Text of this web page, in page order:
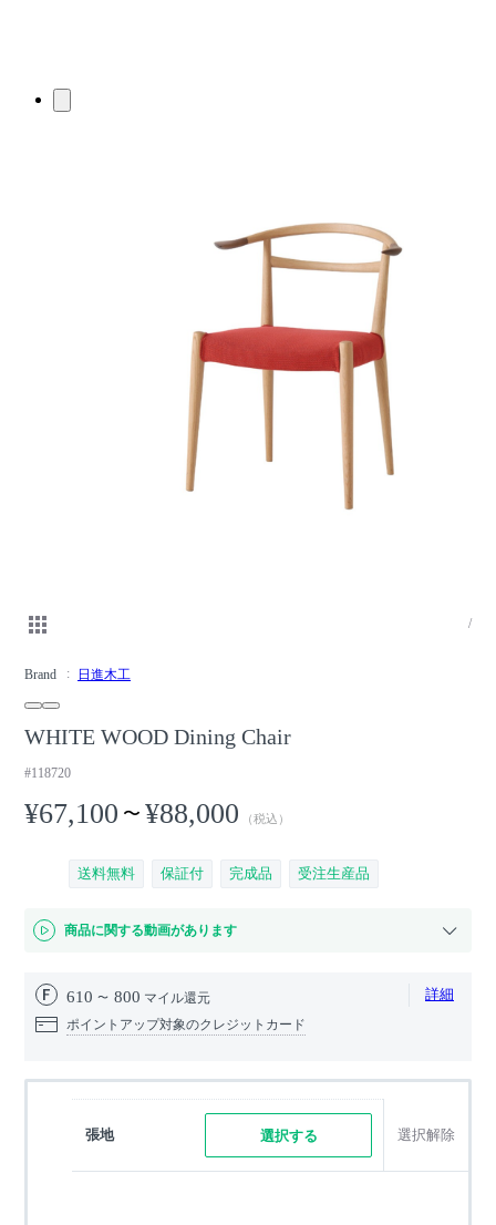
/
Brand 日進木工
WHITE WOOD Dining Chair
#118720
¥67,100 〜 ¥88,000 （税込）
送料無料 保証付 完成品 受注生産品
商品に関する動画があります
610 800 マイル還元 詳細
ポイントアップ対象のクレジットカード
張地 選択する 選択解除